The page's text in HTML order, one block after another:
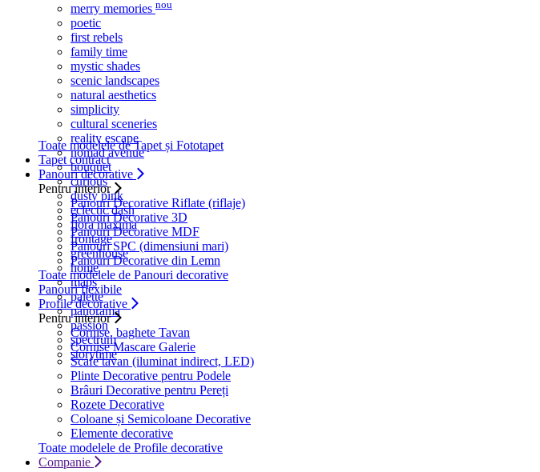
merry memories nou
poetic
first rebels
family time
mystic shades
scenic landscapes
natural aesthetics
simplicity
cultural sceneries
reality escape
nomad avenue
bouquet
curious
dusty pink
eclectic dash
flora maxima
frontage
greenhouse
home
maps
palette
panorama
passion
spectrum
storytime
Toate modelele de Tapet și Fototapet
Tapet contract
Panouri decorative
Pentru interior
Panouri Decorative Riflate (riflaje)
Panouri Decorative 3D
Panouri Decorative MDF
Panouri SPC (dimensiuni mari)
Panouri Decorative din Lemn
Toate modelele de Panouri decorative
Panouri flexibile
Profile decorative
Pentru interior
Cornișe, baghete Tavan
Cornișe Mascare Galerie
Scafe tavan (iluminat indirect, LED)
Plinte Decorative pentru Podele
Brâuri Decorative pentru Pereți
Rozete Decorative
Coloane și Semicoloane Decorative
Elemente decorative
Toate modelele de Profile decorative
Companie